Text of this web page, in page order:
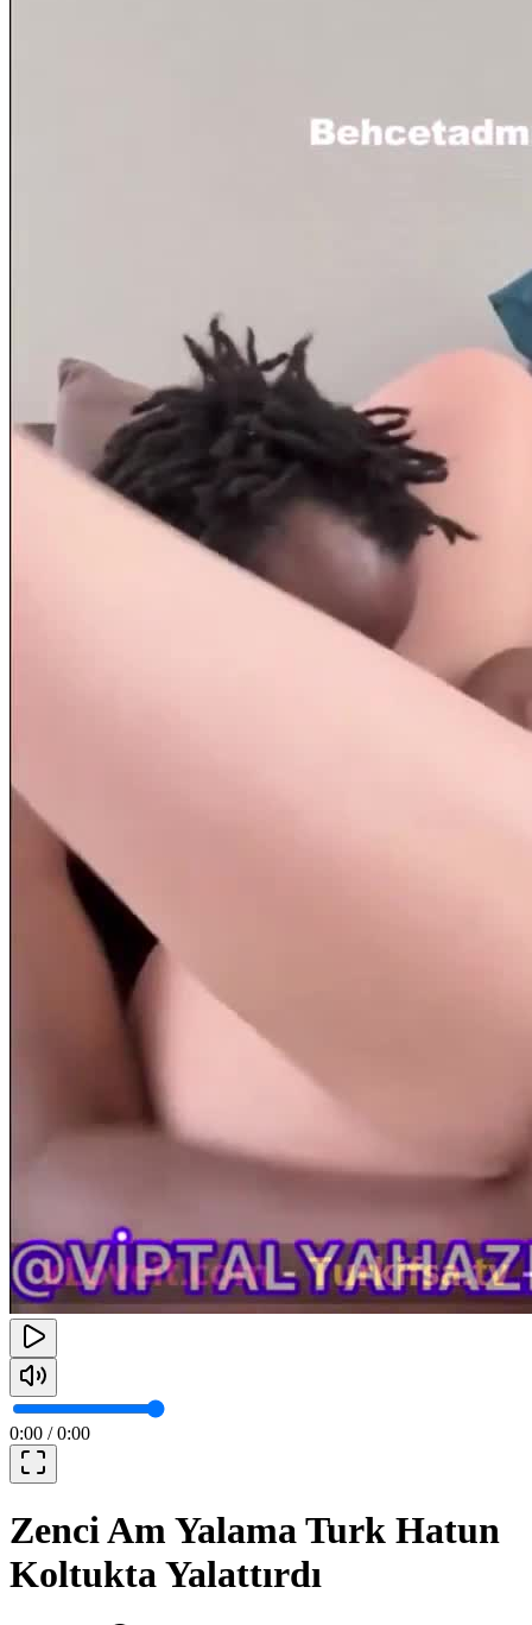
0:00 /0:00
Zenci Am Yalama Turk Hatun
Koltukta Yalattırdı